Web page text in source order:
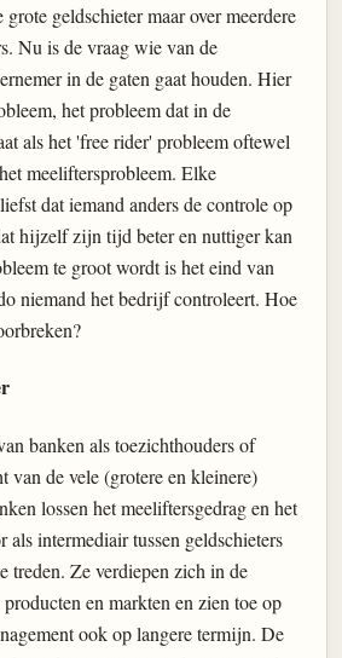
grote geldschieter maar over meerdere
Nu is de vraag wie van de
in de gaten gaat houden. Hier
het probleem dat in de
als het 'free rider' probleem oftewel
meeliftersprobleem. Elke
dat iemand anders de controle op
hijzelf zijn tijd beter en nuttiger kan
te groot wordt is het eind van
niemand het bedrijf controleert. Hoe
banken als toezichthouders of
van de vele (grotere en kleinere)
lossen het meeliftersgedrag en het
als intermediair tussen geldschieters
treden. Ze verdiepen zich in de
en markten en zien toe op
ook op langere termijn. De